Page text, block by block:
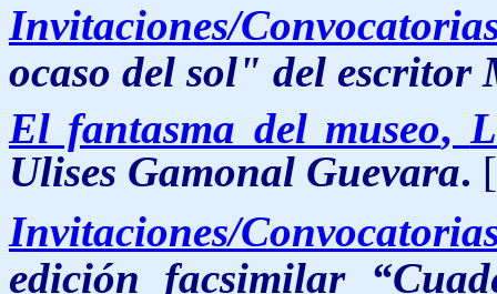
Invitaciones/
ocaso del sol" del
El fantasma del museo,
Ulises Gamonal Guevara.
Invitaciones/
edición facsimilar